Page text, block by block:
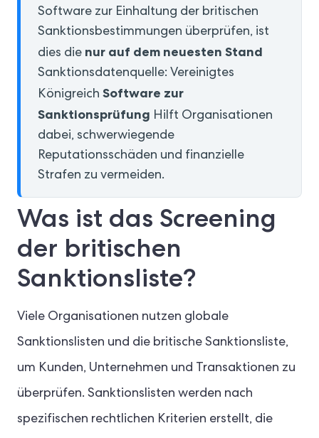
Software zur Einhaltung der britischen
Sanktionsbestimmungen überprüfen, ist
dies die nur auf dem neuesten Stand
Sanktionsdatenquelle: Vereinigtes
Königreich Software zur
Sanktionsprüfung Hilft Organisationen
dabei, schwerwiegende
Reputationsschäden und finanzielle
Strafen zu vermeiden.
Was ist das Screening
der britischen
Sanktionsliste?
Viele Organisationen nutzen globale
Sanktionslisten und die britische Sanktionsliste,
um Kunden, Unternehmen und Transaktionen zu
überprüfen. Sanktionslisten werden nach
spezifischen rechtlichen Kriterien erstellt, die